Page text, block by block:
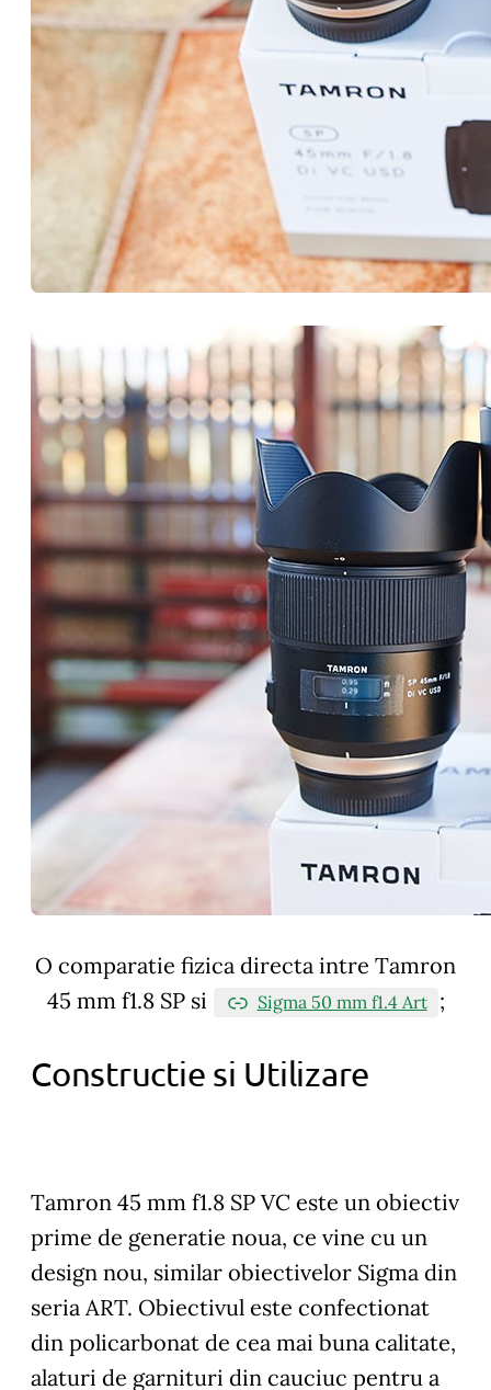
O comparatie fizica directa intre Tamron
45 mm f1.8 SP si
Sigma 50 mm f1.4 Art ;
Constructie si Utilizare
Tamron 45 mm f1.8 SP VC este un obiectiv
prime de generatie noua, ce vine cu un
design nou, similar obiectivelor Sigma din
seria ART. Obiectivul este confectionat
din policarbonat de cea mai buna calitate,
alaturi de garnituri din cauciuc pentru a